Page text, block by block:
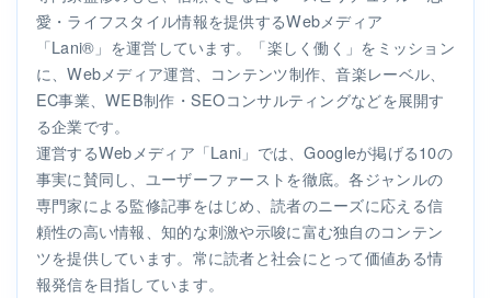
愛・ライフスタイル情報を提供するWebメディア
「Lani®」を運営しています。「楽しく働く」をミッション
に、Webメディア運営、コンテンツ制作、音楽レーベル、
EC事業、WEB制作・SEOコンサルティングなどを展開す
る企業です。
運営するWebメディア「Lani」では、Googleが掲げる10の
事実に賛同し、ユーザーファーストを徹底。各ジャンルの
専門家による監修記事をはじめ、読者のニーズに応える信
頼性の高い情報、知的な刺激や示唆に富む独自のコンテン
ツを提供しています。常に読者と社会にとって価値ある情
報発信を目指しています。